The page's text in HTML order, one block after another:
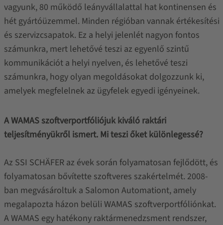
vagyunk, 80 működő leányvállalattal hat kontinensen és
hét gyártóüzemmel. Minden régióban vannak értékesítési
és szervizcsapatok. Ez a helyi jelenlét nagyon fontos
számunkra, mert lehetővé teszi az egyenlő szintű
kommunikációt a helyi nyelven, és lehetővé teszi
számunkra, hogy olyan megoldásokat dolgozzunk ki,
amelyek megfelelnek az ügyfelek egyedi igényeinek.
A WAMAS szoftverportfóliójuk kiváló raktári
teljesítményükről ismert. Mi teszi őket különlegessé?
Az SSI SCHÄFER az évek során folyamatosan fejlődött, és
folyamatosan bővítette szoftveres szakértelmét. 2008-
ban megvásároltuk a Salomon Automationt, amely
megalapozta házon belüli WAMAS szoftverportfóliónkat.
A WAMAS egy hatékony raktármenedzsment rendszer,